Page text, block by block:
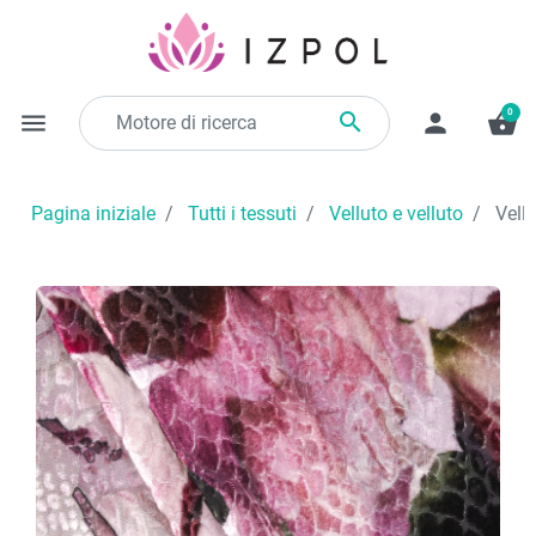
menu  person shopping_basket
0
Pagina iniziale Tutti i tessuti Velluto e velluto